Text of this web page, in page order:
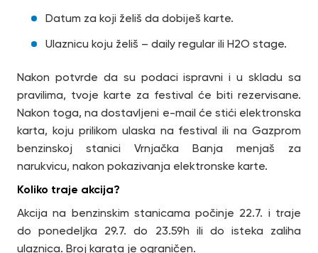
Datum za koji želiš da dobiješ karte.
Ulaznicu koju želiš – daily regular ili H2O stage.
Nakon potvrde da su podaci ispravni i u skladu sa
pravilima, tvoje karte za festival će biti rezervisane.
Nakon toga, na dostavljeni e-mail će stići elektronska
karta, koju prilikom ulaska na festival ili na Gazprom
benzinskoj stanici Vrnjačka Banja menjaš za
narukvicu, nakon pokazivanja elektronske karte.
Koliko traje akcija?
Akcija na benzinskim stanicama počinje 22.7. i traje
do ponedeljka 29.7. do 23.59h ili do isteka zaliha
ulaznica. Broj karata je ograničen.